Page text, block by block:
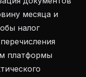
месяца и
налог
платформы